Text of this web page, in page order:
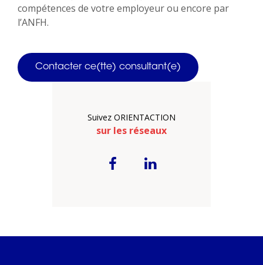
compétences de votre employeur ou encore par
l’ANFH.
Contacter ce(tte) consultant(e)
Suivez ORIENTACTION
sur les réseaux